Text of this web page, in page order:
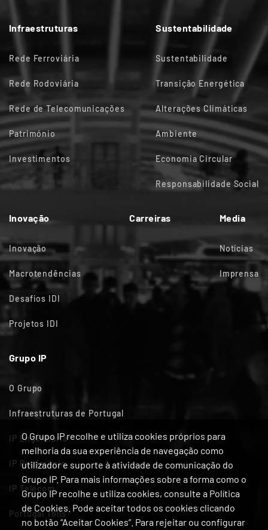
O Grupo IP recolhe e utiliza cookies próprios para
melhoria da sua experiência de navegação como
utilizador e suporte à atividade de comunicação do
Grupo IP. Para mais informações sobre a forma como o
Grupo IP recolhe e utiliza cookies, consulte a Política
de Cookies. Pode aceitar todos os cookies clicando
no botão “Aceitar Cookies”. Para rejeitar ou configurar
Infraestruturas
Rede Ferroviária
Rede Rodoviária
Rede de Telecomunicações
Património
Investimentos
Sustentabilidade
Sustentabilidade
Transição Energética
Alterações Climáticas
Ambiente
Economia Circular
Responsabilidade Social
Inovação
Inovação
Macrotendências
Desafios IDI
Projetos IDI
Carreiras Media
Notícias
Imprensa
Grupo IP
O Grupo
Infraestruturas de Portugal
IP Engenharia
IP Património
IP Telecom
Portugal Tolls